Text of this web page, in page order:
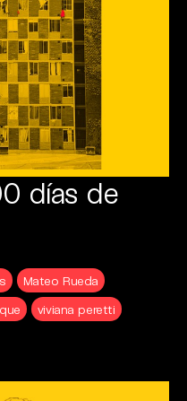
días de
Mateo Rueda
viviana peretti